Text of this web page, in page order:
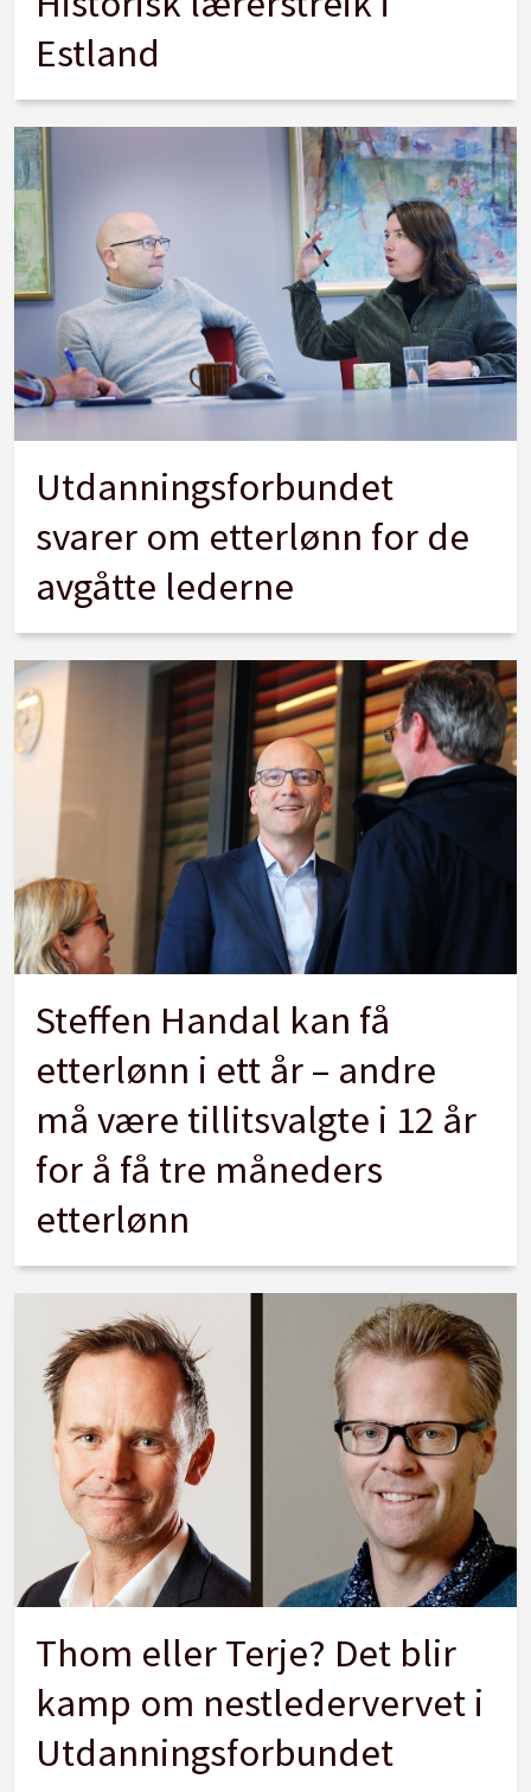
Estland
Utdanningsforbundet
svarer om etterlønn for de
avgåtte lederne
Steffen Handal kan få
etterlønn i ett år – andre
må være tillitsvalgte i 12 år
for å få tre måneders
etterlønn
Thom eller Terje? Det blir
kamp om nestledervervet i
Utdanningsforbundet